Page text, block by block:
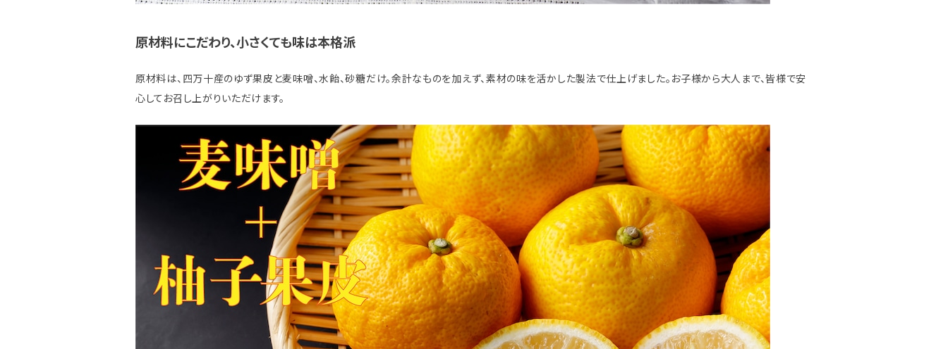
原材料にこだわり、小さくても味は本格派
原材料は、四万十産のゆず果皮と麦味噌、水飴、砂糖だけ。余計なものを加えず、素材の味を活かした製法で仕上げました。お子様から大人まで、皆様で安
心してお召し上がりいただけます。